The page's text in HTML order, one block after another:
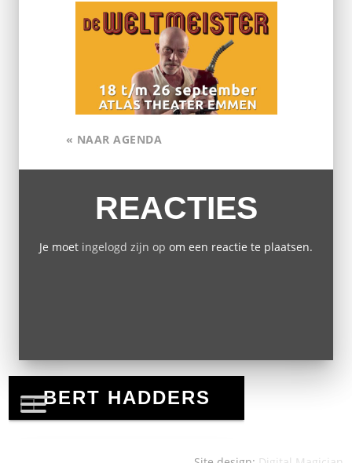
« NAAR AGENDA
REACTIES
Je moet ingelogd zijn op om een reactie te plaatsen.